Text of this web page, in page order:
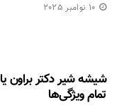
10 نوامبر 2025
شیشه شیر دکتر براون
تمام ویژگی‌ها